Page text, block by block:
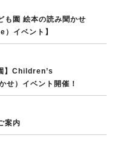
園 絵本の読み聞かせ
イベント】
】Children’s
）イベント開催！
案内